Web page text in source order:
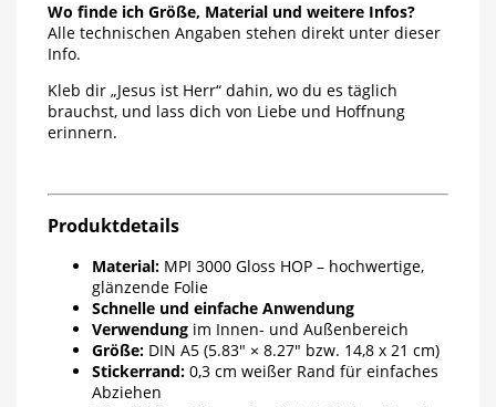
Wo finde ich Größe, Material und weitere Infos?
Alle technischen Angaben stehen direkt unter dieser
Info.
Kleb dir „Jesus ist Herr“ dahin, wo du es täglich
brauchst, und lass dich von Liebe und Hoffnung
erinnern.
Produktdetails
Material:MPI 3000 Gloss HOP – hochwertige,
glänzende Folie
Schnelle und einfache Anwendung
Verwendungim Innen- und Außenbereich
Größe: DIN A5 (5.83″ × 8.27″ bzw. 14,8 x 21 cm)
Stickerrand:0,3 cm weißer Rand für einfaches
Abziehen